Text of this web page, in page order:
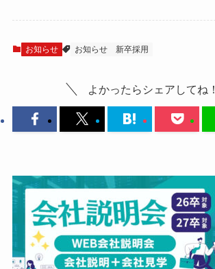
お知らせ お知らせ 新卒採用
よかったらシェアしてね！